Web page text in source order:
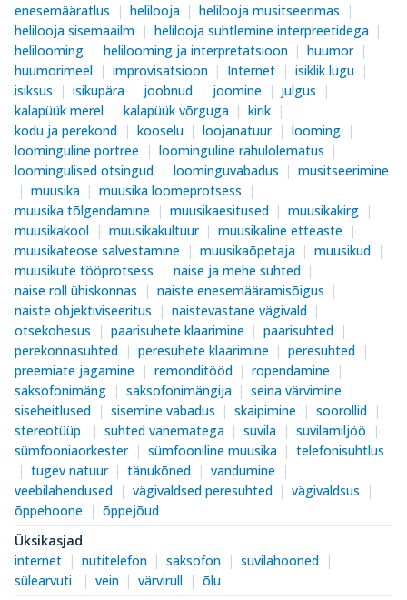
enesemääratlus
helilooja
helilooja musitseerimas
helilooja sisemaailm
helilooja suhtlemine interpreetidega
helilooming
helilooming ja interpretatsioon
huumor
huumorimeel
improvisatsioon Internet
isiklik lugu
isiksus
isikupära joobnud joomine
julgus
kalapüük merel
kalapüük võrguga
kirik
kodu ja perekond
kooselu loojanatuur
looming
loominguline portree
loominguline rahulolematus
loomingulised otsingud
loominguvabadus
musitseerimine
muusika
muusika loomeprotsess
muusika tõlgendamine
muusikaesitused
muusikakirg
muusikakool
muusikakultuur
muusikaline etteaste
muusikateose salvestamine
muusikaõpetaja
muusikud
muusikute tööprotsess
naise ja mehe suhted
naise roll ühiskonnas
naiste enesemääramisõigus
naiste objektiviseeritus
naistevastane vägivald
otsekohesus
paarisuhete klaarimine
paarisuhted
perekonnasuhted
peresuhete klaarimine
peresuhted
preemiate jagamine
remonditööd
ropendamine
saksofonimäng
saksofonimängija
seina värvimine
siseheitlused
sisemine vabadus skaipimine
soorollid
stereotüüp
suhted vanematega suvila
suvilamiljöö
sümfooniaorkester
sümfooniline muusika
telefonisuhtlus
tugev natuur
tänukõned
vandumine
veebilahendused
vägivaldsed peresuhted
vägivaldsus
õppehoone
õppejõud
Üksikasjad
internet
nutitelefon saksofon
suvilahooned
sülearvuti
vein värvirull
õlu